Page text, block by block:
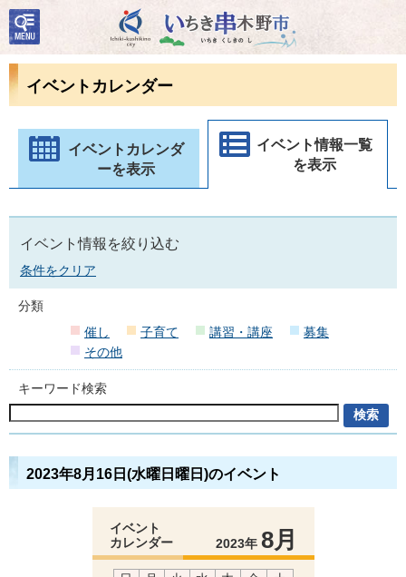
いちき串木野市
検
索・
共通
ューイベントカレンダー
イベントカレンダ
ーを表示
イベント情報一覧
を表示
イベント情報を絞り込む
条件をクリア
分類
催し
子育て 講習・講座
募集
その他
キーワード検索
2023年8月16日(水曜日曜日)のイベント
イベント
カレンダー
2023年 8月